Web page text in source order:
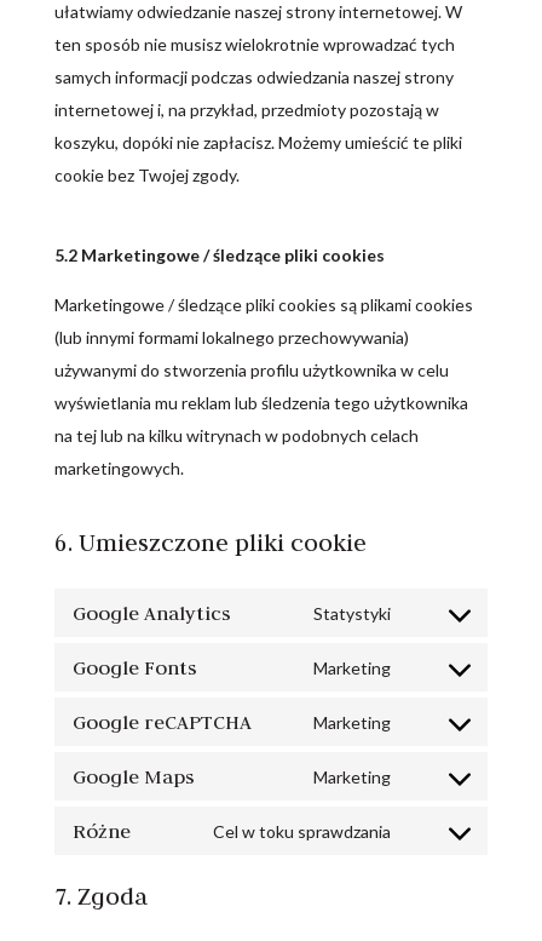
ułatwiamy odwiedzanie naszej strony internetowej. W
ten sposób nie musisz wielokrotnie wprowadzać tych
samych informacji podczas odwiedzania naszej strony
internetowej i, na przykład, przedmioty pozostają w
koszyku, dopóki nie zapłacisz. Możemy umieścić te pliki
cookie bez Twojej zgody.
5.2 Marketingowe / śledzące pliki cookies
Marketingowe / śledzące pliki cookies są plikami cookies
(lub innymi formami lokalnego przechowywania)
używanymi do stworzenia profilu użytkownika w celu
wyświetlania mu reklam lub śledzenia tego użytkownika
na tej lub na kilku witrynach w podobnych celach
marketingowych.
6. Umieszczone pliki cookie
Google Analytics Statystyki
Consent
google-
Google Fonts Marketing
Consent
google-
Google reCAPTCHA Marketing
Consent
google-
Google Maps Marketing
Consent
Różne Cel w toku sprawdzania
Consent
7. Zgoda